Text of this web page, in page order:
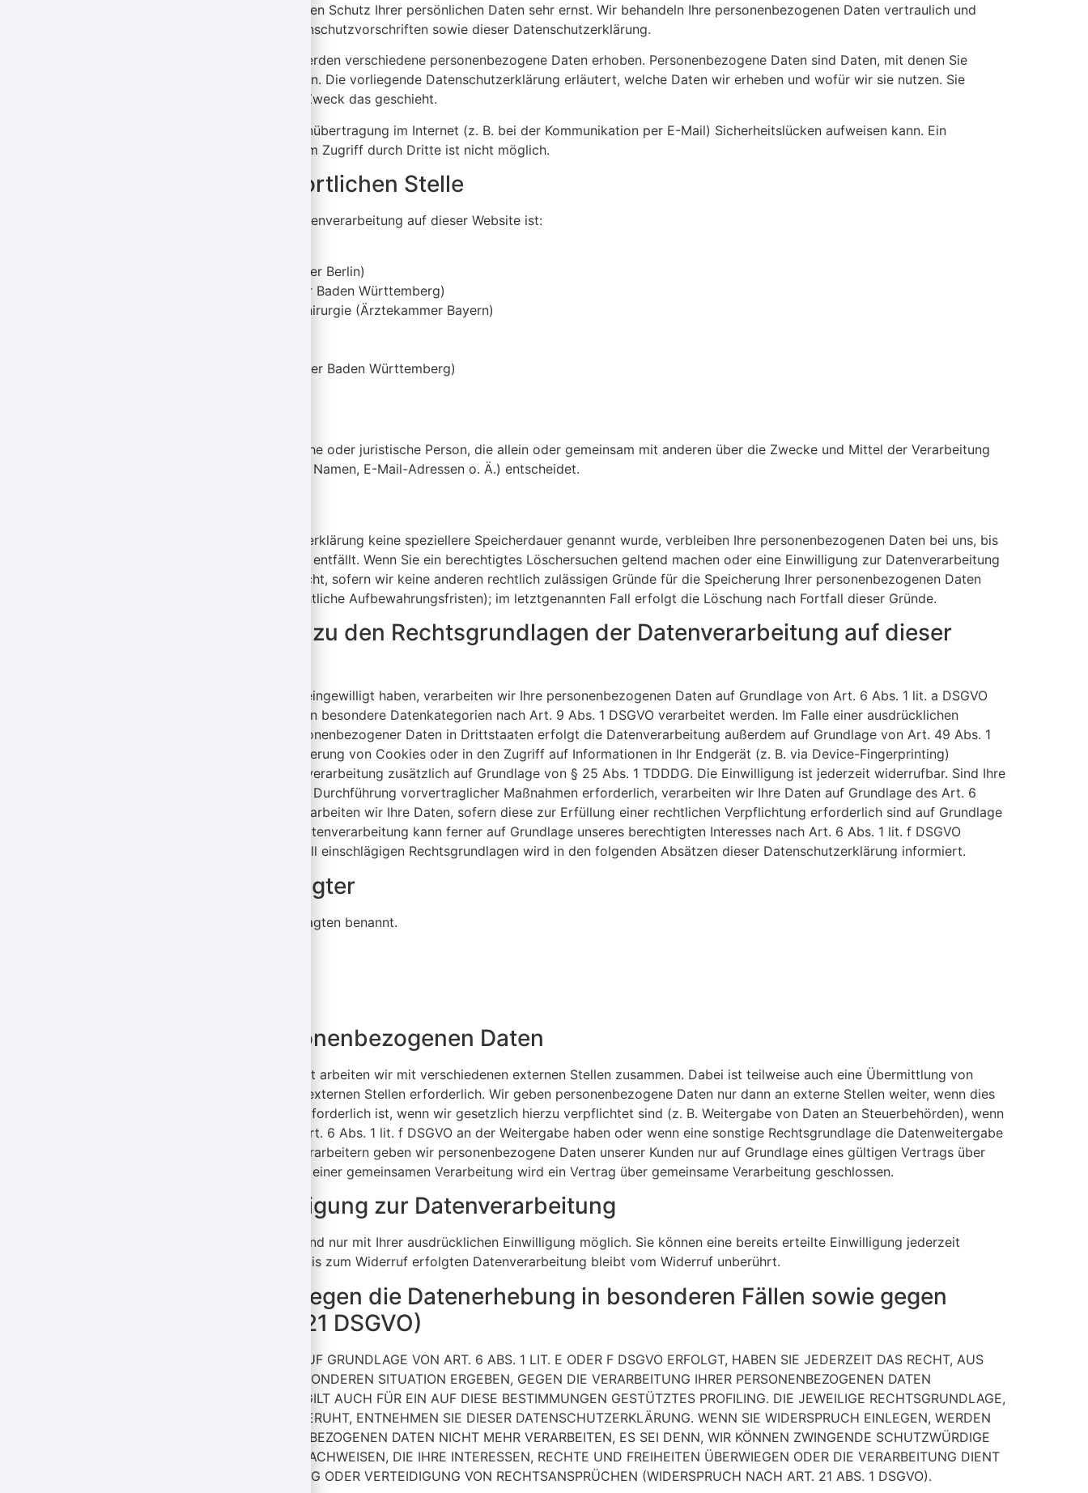
Die Betreiber dieser Seiten nehmen den Schutz Ihrer persönlichen Daten sehr ernst. Wir behandeln Ihre personenbezogenen Daten vertraulich und
entsprechend den gesetzlichen Datenschutzvorschriften sowie dieser Datenschutzerklärung.
Wenn Sie diese Website benutzen, werden verschiedene personenbezogene Daten erhoben. Personenbezogene Daten sind Daten, mit denen Sie
persönlich identifiziert werden können. Die vorliegende Datenschutzerklärung erläutert, welche Daten wir erheben und wofür wir sie nutzen. Sie
erläutert auch, wie und zu welchem Zweck das geschieht.
Wir weisen darauf hin, dass die Datenübertragung im Internet (z. B. bei der Kommunikation per E-Mail) Sicherheitslücken aufweisen kann. Ein
lückenloser Schutz der Daten vor dem Zugriff durch Dritte ist nicht möglich.
Hinweis zur verantwortlichen Stelle
Die verantwortliche Stelle für die Datenverarbeitung auf dieser Website ist:
Facharzt für Orthopädie (Ärztekammer Berlin)
Facharzt für Chirurgie ( Ärztekammer Baden Württemberg)
Fachartz für Orthopädie und Unfallchirurgie (Ärztekammer Bayern)
Fachärztin für Chirurgie ( Ärztekammer Baden Württemberg)
Verantwortliche Stelle ist die natürliche oder juristische Person, die allein oder gemeinsam mit anderen über die Zwecke und Mittel der Verarbeitung
von personenbezogenen Daten (z. B. Namen, E-Mail-Adressen o. Ä.) entscheidet.
Soweit innerhalb dieser Datenschutzerklärung keine speziellere Speicherdauer genannt wurde, verbleiben Ihre personenbezogenen Daten bei uns, bis
der Zweck für die Datenverarbeitung entfällt. Wenn Sie ein berechtigtes Löschersuchen geltend machen oder eine Einwilligung zur Datenverarbeitung
widerrufen, werden Ihre Daten gelöscht, sofern wir keine anderen rechtlich zulässigen Gründe für die Speicherung Ihrer personenbezogenen Daten
haben (z. B. steuer- oder handelsrechtliche Aufbewahrungsfristen); im letztgenannten Fall erfolgt die Löschung nach Fortfall dieser Gründe.
Allgemeine Hinweise zu den Rechtsgrundlagen der Datenverarbeitung auf dieser
Sofern Sie in die Datenverarbeitung eingewilligt haben, verarbeiten wir Ihre personenbezogenen Daten auf Grundlage von Art. 6 Abs. 1 lit. a DSGVO
bzw. Art. 9 Abs. 2 lit. a DSGVO, sofern besondere Datenkategorien nach Art. 9 Abs. 1 DSGVO verarbeitet werden. Im Falle einer ausdrücklichen
Einwilligung in die Übertragung personenbezogener Daten in Drittstaaten erfolgt die Datenverarbeitung außerdem auf Grundlage von Art. 49 Abs. 1
lit. a DSGVO. Sofern Sie in die Speicherung von Cookies oder in den Zugriff auf Informationen in Ihr Endgerät (z. B. via Device-Fingerprinting)
eingewilligt haben, erfolgt die Datenverarbeitung zusätzlich auf Grundlage von § 25 Abs. 1 TDDDG. Die Einwilligung ist jederzeit widerrufbar. Sind Ihre
Daten zur Vertragserfüllung oder zur Durchführung vorvertraglicher Maßnahmen erforderlich, verarbeiten wir Ihre Daten auf Grundlage des Art. 6
Abs. 1 lit. b DSGVO. Des Weiteren verarbeiten wir Ihre Daten, sofern diese zur Erfüllung einer rechtlichen Verpflichtung erforderlich sind auf Grundlage
von Art. 6 Abs. 1 lit. c DSGVO. Die Datenverarbeitung kann ferner auf Grundlage unseres berechtigten Interesses nach Art. 6 Abs. 1 lit. f DSGVO
erfolgen. Über die jeweils im Einzelfall einschlägigen Rechtsgrundlagen wird in den folgenden Absätzen dieser Datenschutzerklärung informiert.
Datenschutz­beauftragter
Wir haben einen Datenschutzbeauftragten benannt.
Empfänger von personenbezogenen Daten
Im Rahmen unserer Geschäftstätigkeit arbeiten wir mit verschiedenen externen Stellen zusammen. Dabei ist teilweise auch eine Übermittlung von
personenbezogenen Daten an diese externen Stellen erforderlich. Wir geben personenbezogene Daten nur dann an externe Stellen weiter, wenn dies
im Rahmen einer Vertragserfüllung erforderlich ist, wenn wir gesetzlich hierzu verpflichtet sind (z. B. Weitergabe von Daten an Steuerbehörden), wenn
wir ein berechtigtes Interesse nach Art. 6 Abs. 1 lit. f DSGVO an der Weitergabe haben oder wenn eine sonstige Rechtsgrundlage die Datenweitergabe
erlaubt. Beim Einsatz von Auftragsverarbeitern geben wir personenbezogene Daten unserer Kunden nur auf Grundlage eines gültigen Vertrags über
Auftragsverarbeitung weiter. Im Falle einer gemeinsamen Verarbeitung wird ein Vertrag über gemeinsame Verarbeitung geschlossen.
Widerruf Ihrer Einwilligung zur Datenverarbeitung
Viele Datenverarbeitungsvorgänge sind nur mit Ihrer ausdrücklichen Einwilligung möglich. Sie können eine bereits erteilte Einwilligung jederzeit
widerrufen. Die Rechtmäßigkeit der bis zum Widerruf erfolgten Datenverarbeitung bleibt vom Widerruf unberührt.
Widerspruchsrecht gegen die Datenerhebung in besonderen Fällen sowie gegen
Direktwerbung (Art. 21 DSGVO)
WENN DIE DATENVERARBEITUNG AUF GRUNDLAGE VON ART. 6 ABS. 1 LIT. E ODER F DSGVO ERFOLGT, HABEN SIE JEDERZEIT DAS RECHT, AUS
GRÜNDEN, DIE SICH AUS IHRER BESONDEREN SITUATION ERGEBEN, GEGEN DIE VERARBEITUNG IHRER PERSONENBEZOGENEN DATEN
WIDERSPRUCH EINZULEGEN; DIES GILT AUCH FÜR EIN AUF DIESE BESTIMMUNGEN GESTÜTZTES PROFILING. DIE JEWEILIGE RECHTSGRUNDLAGE,
AUF DENEN EINE VERARBEITUNG BERUHT, ENTNEHMEN SIE DIESER DATENSCHUTZERKLÄRUNG. WENN SIE WIDERSPRUCH EINLEGEN, WERDEN
WIR IHRE BETROFFENEN PERSONENBEZOGENEN DATEN NICHT MEHR VERARBEITEN, ES SEI DENN, WIR KÖNNEN ZWINGENDE SCHUTZWÜRDIGE
GRÜNDE FÜR DIE VERARBEITUNG NACHWEISEN, DIE IHRE INTERESSEN, RECHTE UND FREIHEITEN ÜBERWIEGEN ODER DIE VERARBEITUNG DIENT
DER GELTENDMACHUNG, AUSÜBUNG ODER VERTEIDIGUNG VON RECHTSANSPRÜCHEN (WIDERSPRUCH NACH ART. 21 ABS. 1 DSGVO).